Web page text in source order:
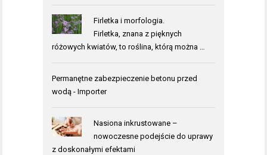
Firletka i morfologia.
Firletka, znana z pięknych
różowych kwiatów, to roślina, którą można …
Permanętne zabezpieczenie betonu przed
wodą - Importer
Nasiona inkrustowane –
nowoczesne podejście do uprawy
z doskonałymi efektami